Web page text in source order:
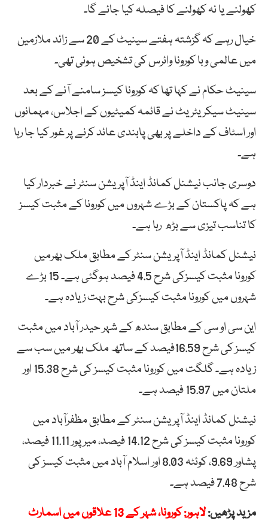
کھولنے یا نہ کھولنے کا فیصلہ کیا جائے گا۔
خیال رہے کہ گزشتہ ہفتے سینیٹ کے 20 سے زائد ملازمین
میں عالمی وبا کورونا وائرس کی تشخیص ہوئی تھی۔
سینیٹ حکام نے کہا تھا کہ کورونا کیسز سامنے آنے کے بعد
سینیٹ سیکریٹریٹ نے قائمہ کمیٹیوں کے اجلاس، مہمانوں
اور اسٹاف کے داخلے پر بھی پابندی عائد کرنے پر غور کیا جا رہا
ہے۔
دوسری جانب نیشنل کمانڈ اینڈ آپریشن سنٹر نے خبردار کیا
ہے کہ پاکستان کے بڑے شہروں میں کورونا کے مثبت کیسز
کا تناسب تیزی سے بڑھ رہا ہے۔
نیشنل کمانڈ اینڈ آپریشن سنٹر کے مطابق ملک بھرمیں
کورونا مثبت کیسزکی شرح 4.5 فیصد ہوگئی ہے۔ 15 بڑے
شہروں میں کورونا مثبت کیسزکی شرح بہت زیادہ ہے۔
این سی او سی کے مطابق سندھ کے شہر حیدر آباد میں مثبت
کیسز کی شرح 16.59فیصد کے ساتھ ملک بھر میں سب سے
زیادہ ہے۔ گلگت میں کورونا مثبت کیسز کی شرح 15.38 اور
ملتان میں 15.97 فیصد ہے۔
نیشنل کمانڈ اینڈ آپریشن سنٹر کے مطابق مظفرآباد میں
کورونا مثبت کیسز کی شرح 14.12 فیصد، میرپور 11.11 فیصد،
پشاور 9.69، کوئٹہ 8.03 اور اسلام آباد میں مثبت کیسز کی
شرح 7.48 فیصد ہے۔
مزید پڑھیں:
لاہور: کورونا، شہر کے 13 علاقوں میں اسمارٹ